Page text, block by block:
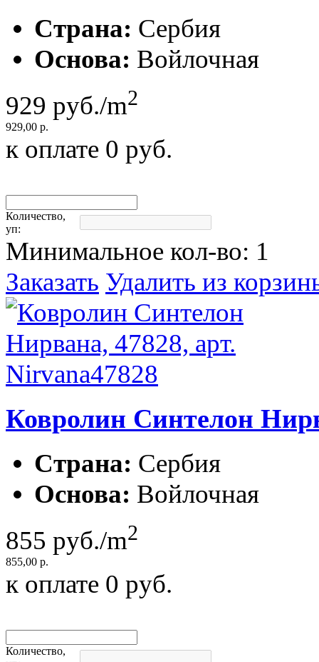
Страна: Сербия
Основа: Войлочная
929 руб./m2
929,00 р.
к оплате 0 руб.
Количество,
уп:
Минимальное кол-во: 1
Заказать Удалить из
Ковролин Синтелон
Страна: Сербия
Основа: Войлочная
855 руб./m2
855,00 р.
к оплате 0 руб.
Количество,